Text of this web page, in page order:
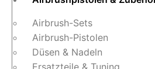
Airbrush-Sets
Airbrush-Pistolen
Düsen & Nadeln
Ersatzteile & Tuning